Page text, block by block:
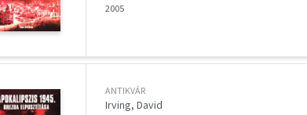
2005
ANTIKVÁR
Irving, David